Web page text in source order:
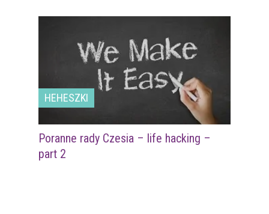
HEHESZKI
Poranne rady Czesia – life hacking –
part 2